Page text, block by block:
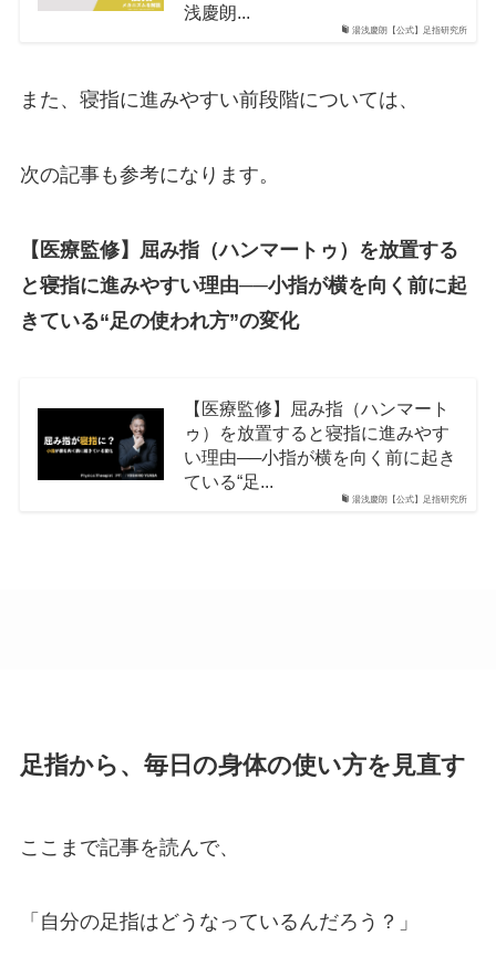
湯浅慶朗【公式】足指研究所
浅慶朗...
また、寝指に進みやすい前段階については、
次の記事も参考になります。
【医療監修】屈み指（ハンマートゥ）を放置する
と寝指に進みやすい理由──小指が横を向く前に起
きている“足の使われ方”の変化
湯浅慶朗【公式】足指研究所
【医療監修】屈み指（ハンマート
ゥ）を放置すると寝指に進みやす
い理由──小指が横を向く前に起き
ている“足...
足指から、毎日の身体の使い方を見直す
ここまで記事を読んで、
「自分の足指はどうなっているんだろう？」